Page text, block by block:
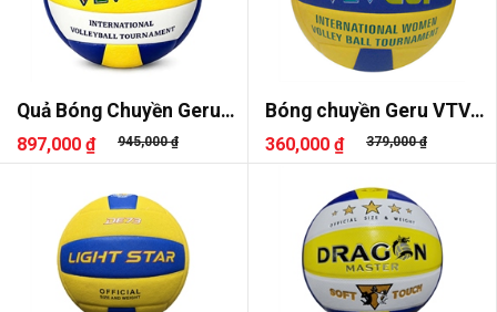
Quả Bóng Chuyền Geru
VTV Cup Pro 7400
897,000 ₫ 945,000 ₫
Bóng chuyền Geru VTV
Cup
360,000 ₫ 379,000 ₫